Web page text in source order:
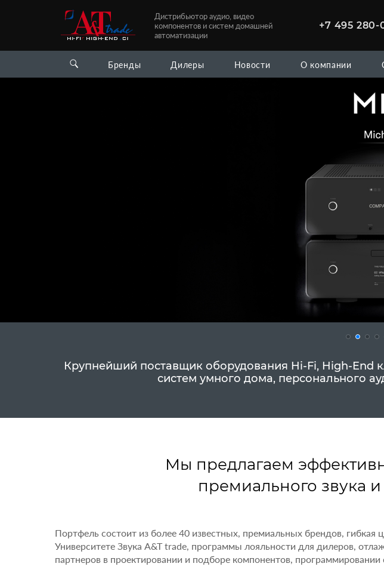
Дистрибьютор аудио, видео
компонентов и систем домашней
автоматизации
+7 495
Бренды Дилеры Новости О компании
Крупнейший поставщик оборудования Hi-Fi, High-End
систем умного дома, персонального
Мы предлагаем
премиального звука
Портфель состоит из более 40 известных, премиальных брендов,
Университете Звука A&T trade, программы лояльности для дилеров,
партнеров в проектировании и подборе компонентов,